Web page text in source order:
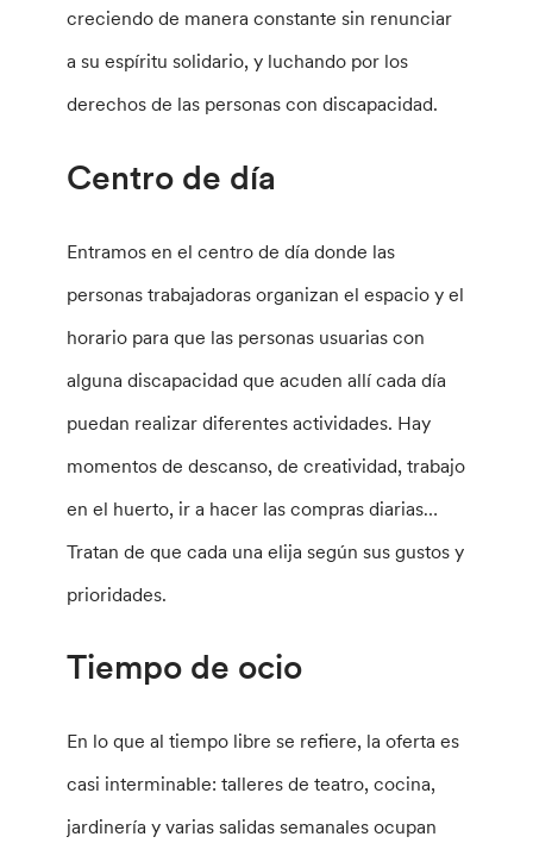
creciendo de manera constante sin renunciar
a su espíritu solidario, y luchando por los
derechos de las personas con discapacidad.
Centro de día
Entramos en el centro de día donde las
personas trabajadoras organizan el espacio y el
horario para que las personas usuarias con
alguna discapacidad que acuden allí cada día
puedan realizar diferentes actividades. Hay
momentos de descanso, de creatividad, trabajo
en el huerto, ir a hacer las compras diarias…
Tratan de que cada una elija según sus gustos y
prioridades.
Tiempo de ocio
En lo que al tiempo libre se refiere, la oferta es
casi interminable: talleres de teatro, cocina,
jardinería y varias salidas semanales ocupan